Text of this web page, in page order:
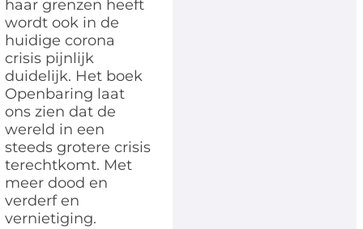
haar grenzen heeft
wordt ook in de
huidige corona
crisis pijnlijk
duidelijk. Het boek
Openbaring laat
ons zien dat de
wereld in een
steeds grotere crisis
terechtkomt. Met
meer dood en
verderf en
vernietiging.